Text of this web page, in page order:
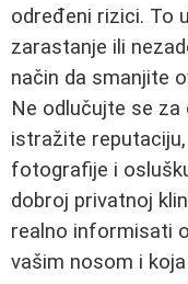
određeni rizici. To
zarastanje ili
način da smanjite
Ne odlučujte se za
istražite
fotografije i
dobroj privatnoj
realno informisati
vašim nosom i